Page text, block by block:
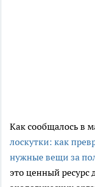
Как сообщалось в
лоскутки: как
нужные вещи за
это ценный ресурс